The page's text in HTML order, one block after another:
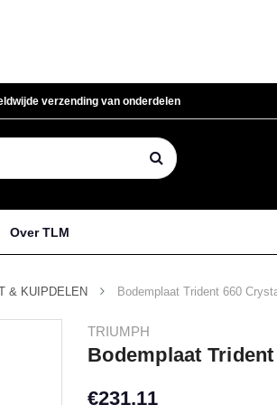
verzending van onderdelen
Over TLM
& KUIPDELEN Bodemplaat Trident 660
TRIUMPH
Bodemplaat
€231,11